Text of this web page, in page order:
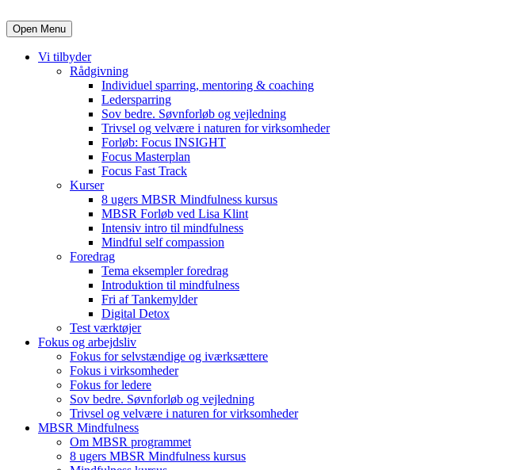
Open Menu
Vi tilbyder
Rådgivning
Individuel sparring, mentoring & coaching
Ledersparring
Sov bedre. Søvnforløb og vejledning
Trivsel og velvære i naturen for virksomheder
Forløb: Focus INSIGHT
Focus Masterplan
Focus Fast Track
Kurser
8 ugers MBSR Mindfulness kursus
MBSR Forløb ved Lisa Klint
Intensiv intro til mindfulness
Mindful self compassion
Foredrag
Tema eksempler foredrag
Introduktion til mindfulness
Fri af Tankemylder
Digital Detox
Test værktøjer
Fokus og arbejdsliv
Fokus for selvstændige og iværksættere
Fokus i virksomheder
Fokus for ledere
Sov bedre. Søvnforløb og vejledning
Trivsel og velvære i naturen for virksomheder
MBSR Mindfulness
Om MBSR programmet
8 ugers MBSR Mindfulness kursus